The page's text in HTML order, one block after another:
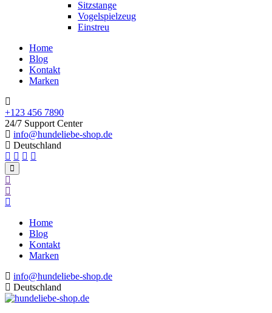
Sitzstange
Vogelspielzeug
Einstreu
Home
Blog
Kontakt
Marken
+123 456 7890
24/7 Support Center
info@hundeliebe-shop.de
Deutschland
Home
Blog
Kontakt
Marken
info@hundeliebe-shop.de
Deutschland